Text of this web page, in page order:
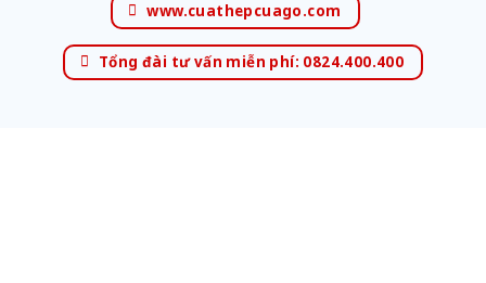
www.cuathepcuago.com
Tổng đài tư vấn miễn phí: 0824.400.400